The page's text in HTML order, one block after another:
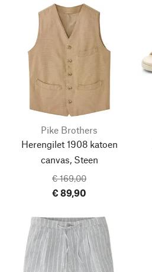
Pike Brothers
Herengilet 1908 katoen
canvas, Steen
€ 169,00
€ 89,90